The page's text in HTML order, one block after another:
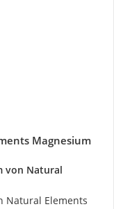
Magnesium
von Natural
Natural Elements